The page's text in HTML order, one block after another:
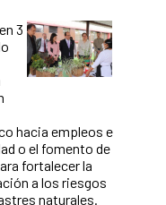
3
hacia empleos e
o el fomento de
fortalecer la
a los riesgos
naturales.